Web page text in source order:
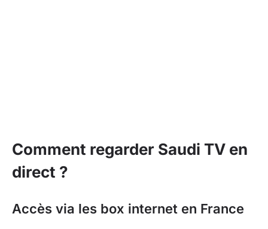
Comment regarder Saudi TV en
direct ?
Accès via les box internet en France